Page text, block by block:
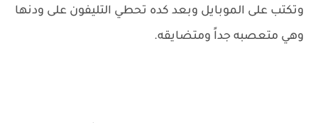
وتكتب على الموبايل وبعد كده تحطي التليفون على ودنها
وهي متعصبه جداً ومتضايقه.